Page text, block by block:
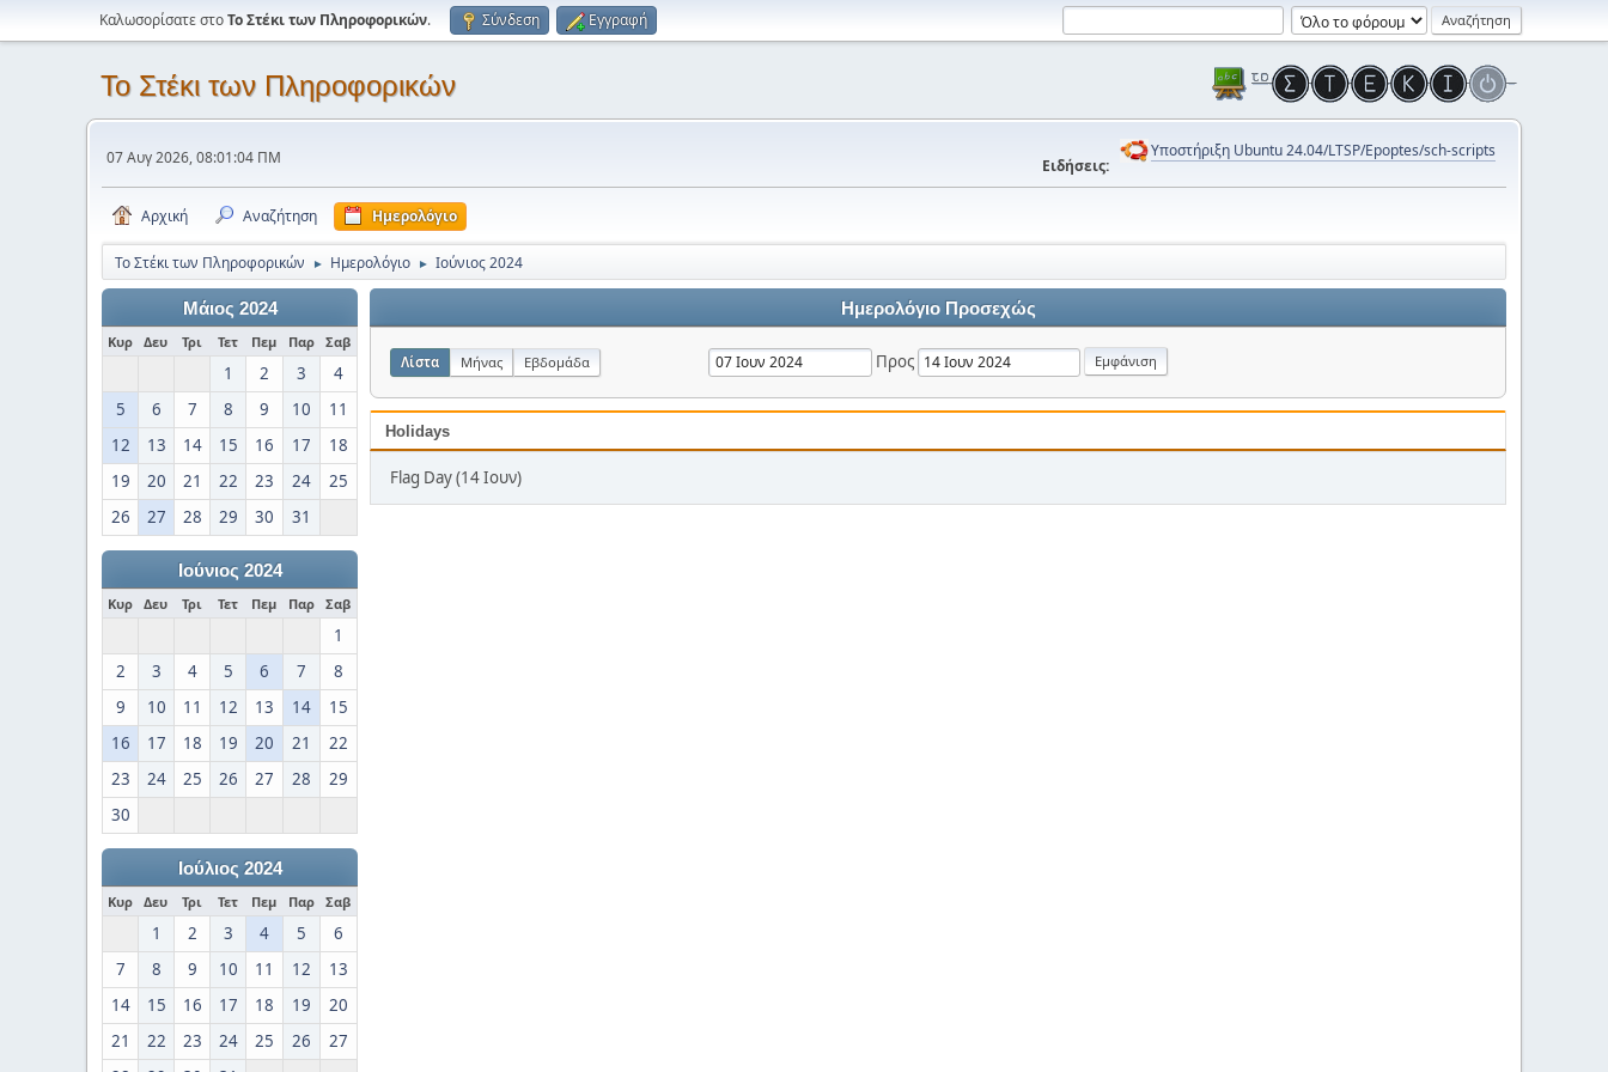
Καλωσορίσατε στοΤο Στέκι των Πληροφορικών. Σύνδεση Εγγραφή
Το Στέκι των Πληροφορικών
07 Αυγ 2026, 08:01:04 ΠΜ Ειδήσεις:
Υποστήριξη Ubuntu 24.04/LTSP/Epoptes/sch-scripts
Αρχική Αναζήτηση Ημερολόγιο
Το Στέκι των Πληροφορικών ► Ημερολόγιο ► Ιούνιος 2024
Μάιος 2024
Κυρ Δευ Τρι Τετ Πεμ Παρ Σαβ
1 2 3
4
5
6 7 8 9 10
11
12
13 14 15 16 17
18
19
20 21 22 23 24
25
26
27 28 29 30 31
Ιούνιος 2024
Κυρ Δευ Τρι Τετ Πεμ Παρ Σαβ
1
2
3 4 5 6 7
8
9
10 11 12 13 14
15
16
17 18 19 20 21
22
23
24 25 26 27 28
29
30
Ιούλιος 2024
Κυρ Δευ Τρι Τετ Πεμ Παρ Σαβ
1 2 3 4 5
6
7
8 9 10 11 12
13
14
15 16 17 18 19
20
21
22 23 24 25 26
27
Ημερολόγιο Προσεχώς
Λίστα Μήνας Εβδομάδα Προς
Holidays
Flag Day (14 Ιουν)